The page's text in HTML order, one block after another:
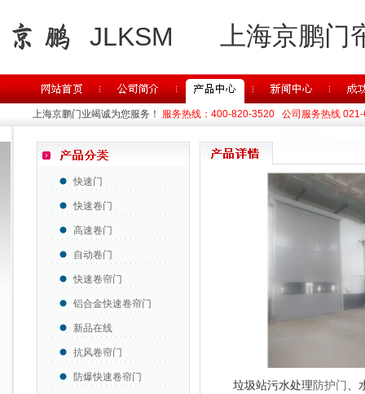
JLKSM 上海京鹏
上海京鹏门业竭诚为您服务！ 服务热线：400-820-3520 公司服务热线
快速门
快速卷门
高速卷门
自动卷门
快速卷帘门
铝合金快速卷帘门
新品在线
抗风卷帘门
防爆快速卷帘门
垃圾站污水处理防护门